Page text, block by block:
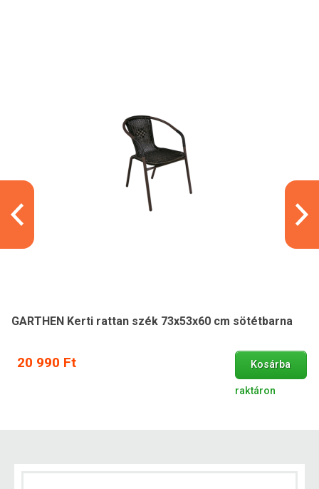
GARTHEN Kerti rattan szék 73x53x60 cm sötétbarna
20 990 Ft Kosárba
raktáron